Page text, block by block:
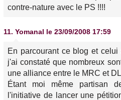
contre-nature avec le PS !!!!
11. Yomanal le 23/09/2008 17:59
En parcourant ce blog et
j'ai constaté que nombreux
une alliance entre le MRC et
Étant moi même partisan
l'initiative de lancer une